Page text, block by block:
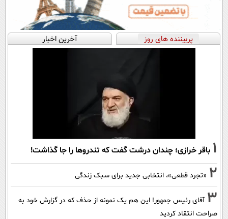
پربیننده های روز آخرین اخبار
1 باقر خرازی؛ چندان درشت گفت که تندروها را جا گذاشت!
2 «تجرد قطعی»، انتخابی جدید برای سبک زندگی
3 آقای رئیس جمهور! این هم یک نمونه از حذف که در گزارش خود به
صراحت انتقاد کردید